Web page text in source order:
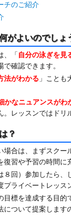
チのご紹介
がよいのでしょ
、「 自分の泳ぎを見
確認できます。
法がわかる 」こと
かなニュアンスがわ
レッスンではドリ
？
場合は、まずスク
習や予習の時間に
８回）参加したら
ライベートレッス
目標を達成する目
ついて提案します